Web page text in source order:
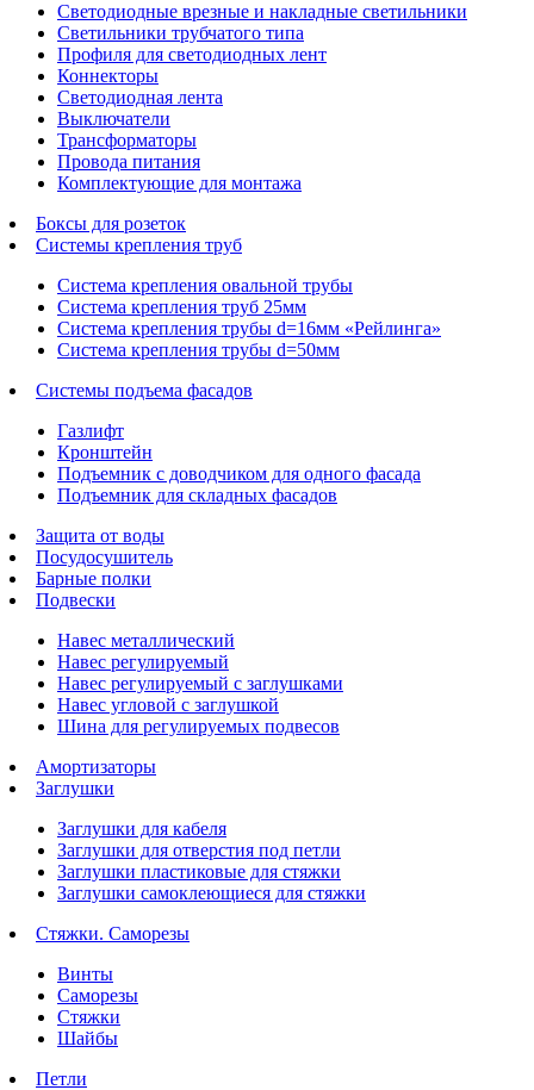
Светодиодные врезные и накладные светильники
Светильники трубчатого типа
Профиля для светодиодных лент
Коннекторы
Светодиодная лента
Выключатели
Трансформаторы
Провода питания
Комплектующие для монтажа
Боксы для розеток
Системы крепления труб
Система крепления овальной трубы
Система крепления труб 25мм
Система крепления трубы d=16мм «Рейлинга»
Система крепления трубы d=50мм
Системы подъема фасадов
Газлифт
Кронштейн
Подъемник с доводчиком для одного фасада
Подъемник для складных фасадов
Защита от воды
Посудосушитель
Барные полки
Подвески
Навес металлический
Навес регулируемый
Навес регулируемый с заглушками
Навес угловой с заглушкой
Шина для регулируемых подвесов
Амортизаторы
Заглушки
Заглушки для кабеля
Заглушки для отверстия под петли
Заглушки пластиковые для стяжки
Заглушки самоклеющиеся для стяжки
Стяжки. Саморезы
Винты
Саморезы
Стяжки
Шайбы
Петли